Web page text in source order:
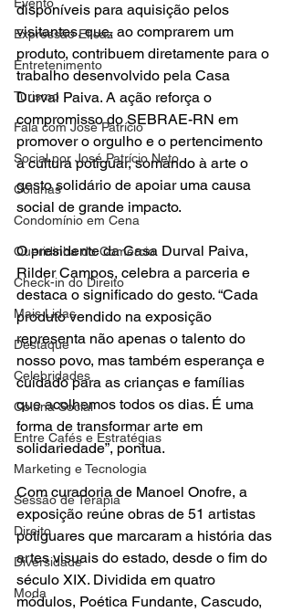
Expressão Eficaz
Entretenimento
Turismo
Fala com José Patrício
Social por José Patrício Neto
Colunas
Condomínio em Cena
Queridinha do Comércio
Check-in do Direito
Mais Lidas
Destaque
Celebridades
Coluna Social
Entre Cafés e Estratégias
Marketing e Tecnologia
Sessão de Terapia
Direito
Diversidade
Moda
disponíveis para aquisição pelos
visitantes, que, ao comprarem um
produto, contribuem diretamente para o
trabalho desenvolvido pela Casa
Durval Paiva. A ação reforça o
compromisso do SEBRAE-RN em
promover o orgulho e o pertencimento
à cultura potiguar, somando à arte o
gesto solidário de apoiar uma causa
social de grande impacto.
O presidente da Casa Durval Paiva,
Rilder Campos, celebra a parceria e
destaca o significado do gesto. “Cada
produto vendido na exposição
representa não apenas o talento do
nosso povo, mas também esperança e
cuidado para as crianças e famílias
que acolhemos todos os dias. É uma
forma de transformar arte em
solidariedade”, pontua.
Com curadoria de Manoel Onofre, a
exposição reúne obras de 51 artistas
potiguares que marcaram a história das
artes visuais do estado, desde o fim do
século XIX. Dividida em quatro
módulos, Poética Fundante, Cascudo,